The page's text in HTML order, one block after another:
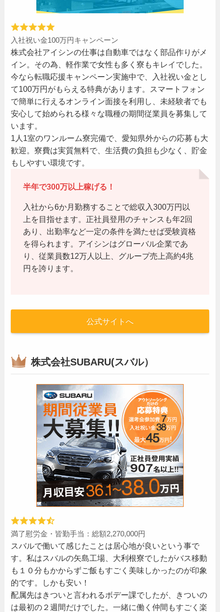
入社祝い金100万円キャンペーン
株式会社アイシンの仕事は自動車ではなく部品作りがメ
イン。その為、軽作業で女性も多く寮もキレイでした。
今なら転職応援キャンペーン実施中で、入社祝い金とし
て100万円がもらえる特典があります。スマートフォン
で簡単に行えるオンライン面接を利用し、未経験者でも
安心して始められる様々な職種の期間従業員を募集して
います。
1人1室のワンルーム寮完備で、愛知県外からの応募も大
歓迎。寮費は実質無料で、生活費の負担も少なく、貯金
もしやすい環境です。
半年で300万以上稼げる！
入社から6か月勤務することで総収入300万円以
上を目指せます。正社員登用のチャンスも年2回
あり、出勤率など一定の条件を満たせば受験資格
を得られます。アイシンはグローバル企業であ
り、従業員数12万人以上、グループ売上高約4兆
円を誇ります。
公式サイトへ
株式会社SUBARU(スバル）
満了慰労金・皆勤手当：総額2,270,000円
スバルで働いて感じたことは居心地が良いという事で
す。私はスバルの矢島工場、大利根寮でしたがバス移動
も１０分もかからずご飯もすごく美味しかったのが印象
的です。しかも安い！
配属先はきついと言われるボデー課でしたが、きついの
は最初の２週間だけでした。一緒に働く仲間もすごく楽